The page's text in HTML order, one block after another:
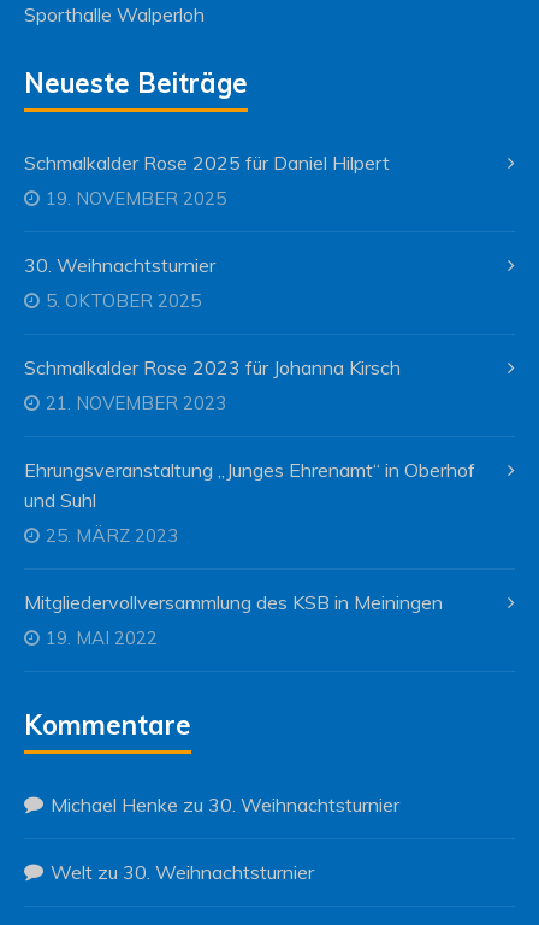
Sporthalle Walperloh
Neueste Beiträge
Schmalkalder Rose 2025 für Daniel Hilpert
19. NOVEMBER 2025
30. Weihnachtsturnier
5. OKTOBER 2025
Schmalkalder Rose 2023 für Johanna Kirsch
21. NOVEMBER 2023
Ehrungsveranstaltung „Junges Ehrenamt“ in Oberhof
und Suhl
25. MÄRZ 2023
Mitgliedervollversammlung des KSB in Meiningen
19. MAI 2022
Kommentare
Michael Henke zu 30. Weihnachtsturnier
Welt zu 30. Weihnachtsturnier